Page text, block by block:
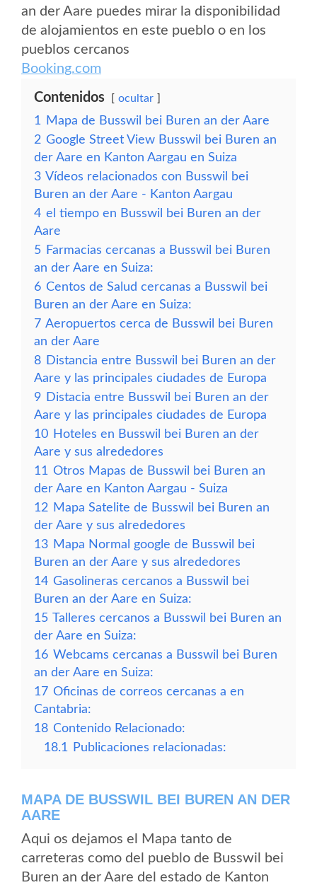
an der Aare puedes mirar la disponibilidad
de alojamientos en este pueblo o en los
pueblos cercanos
Booking.com
Contenidos ocultar
1
Mapa de Busswil bei Buren an der Aare
2 Google Street View Busswil bei Buren an
der Aare en Kanton Aargau en Suiza
3 Vídeos relacionados con Busswil bei
Buren an der Aare - Kanton Aargau
4 el tiempo en Busswil bei Buren an der
Aare
5 Farmacias cercanas a Busswil bei Buren
an der Aare en Suiza:
6 Centos de Salud cercanas a Busswil bei
Buren an der Aare en Suiza:
7 Aeropuertos cerca de Busswil bei Buren
an der Aare
8 Distancia entre Busswil bei Buren an der
Aare y las principales ciudades de Europa
9 Distacia entre Busswil bei Buren an der
Aare y las principales ciudades de Europa
10 Hoteles en Busswil bei Buren an der
Aare y sus alrededores
11 Otros Mapas de Busswil bei Buren an
der Aare en Kanton Aargau - Suiza
12 Mapa Satelite de Busswil bei Buren an
der Aare y sus alrededores
13 Mapa Normal google de Busswil bei
Buren an der Aare y sus alrededores
14 Gasolineras cercanos a Busswil bei
Buren an der Aare en Suiza:
15 Talleres cercanos a Busswil bei Buren an
der Aare en Suiza:
16 Webcams cercanas a Busswil bei Buren
an der Aare en Suiza:
17 Oficinas de correos cercanas a en
Cantabria:
18 Contenido Relacionado:
18.1
Publicaciones relacionadas:
MAPA DE BUSSWIL BEI BUREN AN DER
AARE
Aqui os dejamos el Mapa tanto de
carreteras como del pueblo de Busswil bei
Buren an der Aare del estado de Kanton